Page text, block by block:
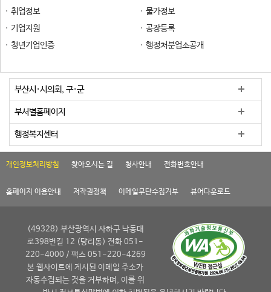
취업정보
물가정보
기업지원
공장등록
청년기업인증
행정처분업소공개
부산시·시의회, 구·군
부서별홈페이지
행정복지센터
개인정보처리방침 찾아오시는 길 청사안내 전화번호안내
홈페이지 이용안내 저작권정책 이메일무단수집거부 뷰어다운로드
(49328) 부산광역시 사하구 낙동대
로398번길 12 (당리동) 전화 051-
220-4000 / 팩스 051-220-4269
본 웹사이트에 게시된 이메일 주소가
자동수집되는 것을 거부하며, 이를 위